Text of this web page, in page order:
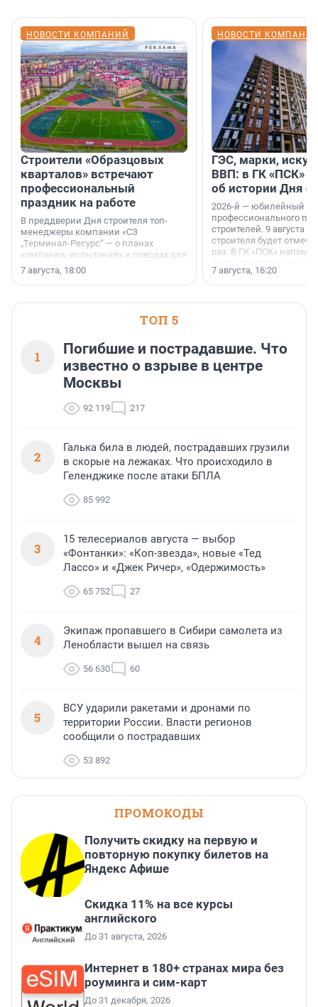
НОВОСТИ КОМПАНИЙ
Строители «Образцовых
кварталов» встречают
профессиональный
праздник на работе
В преддверии Дня строителя топ-
менеджеры компании «СЗ
„Терминал-Ресурс“ — о планах
компании, испытаниях и поводах для
осторожного оптимизма.
7 августа, 18:00
НОВОСТИ
ГЭС, марки,
ВВП: в ГК «ПСК»
об истории Дня
2026-й — юбилейный
профессионального
строителей. 9 августа
строителя будет
раз. В ГК «ПСК»
поменялась роль
7 августа, 16:20
ТОП 5
1
Погибшие и пострадавшие. Что
известно о взрыве в центре
Москвы
92 119 217
2
Галька била в людей, пострадавших грузили
в скорые на лежаках. Что происходило в
Геленджике после атаки БПЛА
85 992
3
15 телесериалов августа — выбор
«Фонтанки»: «Коп-звезда», новые «Тед
Лассо» и «Джек Ричер», «Одержимость»
65 752 27
4
Экипаж пропавшего в Сибири самолета из
Ленобласти вышел на связь
56 630 60
5
ВСУ ударили ракетами и дронами по
территории России. Власти регионов
сообщили о пострадавших
53 892
ПРОМОКОДЫ
Получить скидку на первую и
повторную покупку билетов на
Яндекс Афише
Скидка 11% на все курсы
английского
До 31 августа, 2026
Интернет в 180+ странах мира без
роуминга и сим-карт
До 31 декабря, 2026